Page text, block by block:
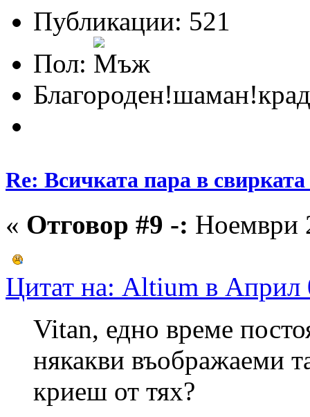
Публикации: 521
Пол:
Re: Всичката пара в свирката
« Отговор #9 -: Ноември
Цитат на: Altium в Април
Vitan, едно време
някакви въображаеми
криеш от тях?